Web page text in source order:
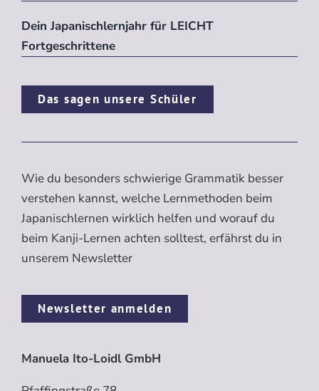
Dein Japanischlernjahr für LEICHT
Fortgeschrittene
Das sagen unsere Schüler
Wie du besonders schwierige Grammatik besser
verstehen kannst, welche Lernmethoden beim
Japanischlernen wirklich helfen und worauf du
beim Kanji-Lernen achten solltest, erfährst du in
unserem Newsletter
Newsletter anmelden
Manuela Ito-Loidl GmbH